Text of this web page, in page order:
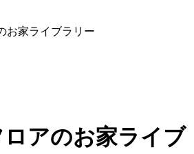
お家ライブラリー
アのお家ライブ